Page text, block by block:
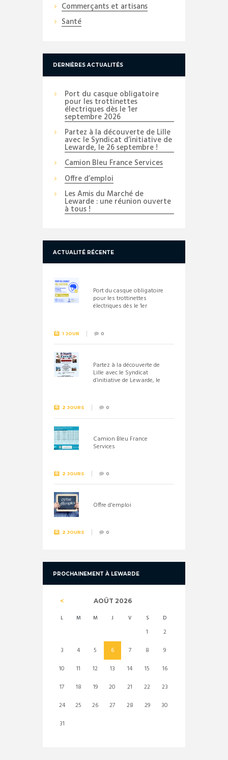
Commerçants et artisans
Santé
DERNIÈRES ACTUALITÉS
Port du casque obligatoire
pour les trottinettes
électriques dès le 1er
septembre 2026
Partez à la découverte de Lille
avec le Syndicat d’initiative de
Lewarde, le 26 septembre !
Camion Bleu France Services
Offre d’emploi
Les Amis du Marché de
Lewarde : une réunion ouverte
à tous !
ACTUALITÉ RÉCENTE
Port du casque obligatoire
pour les trottinettes
électriques dès le 1er
1 JOUR 0
Partez à la découverte de
Lille avec le Syndicat
d’initiative de Lewarde, le
2 JOURS 0
Camion Bleu France
Services
2 JOURS 0
Offre d'emploi
2 JOURS 0
PROCHAINEMENT À LEWARDE
AOÛT 2026
L M M J V S D
1
2
3
4 5 6 7 8
9
10
11 12 13 14 15
16
17
18 19 20 21 22
23
24
25 26 27 28 29
30
31